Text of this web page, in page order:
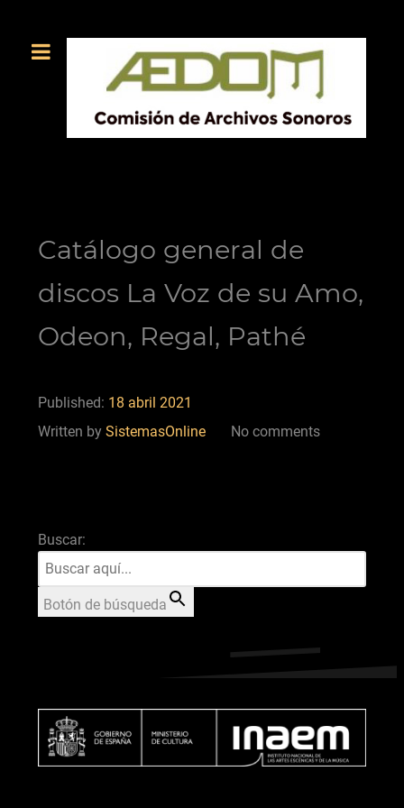
Catálogo general de
discos La Voz de su Amo,
Odeon, Regal, Pathé
Published: 18 abril 2021
Written by SistemasOnline No comments
Buscar:
Botón de búsqueda